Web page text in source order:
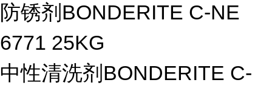
防锈剂BONDERITE C-NE
6771 25KG
中性清洗剂BONDERITE C-